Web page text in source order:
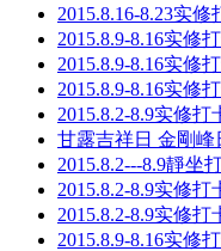
2015.8.16-8.23实修
2015.8.9-8.16实修
2015.8.9-8.16实修
2015.8.9-8.16实修
2015.8.2-8.9实修打
甘露吉祥日 金剛峰
2015.8.2---8.9靜坐
2015.8.2-8.9实修打
2015.8.2-8.9实修打
2015.8.9-8.16实修